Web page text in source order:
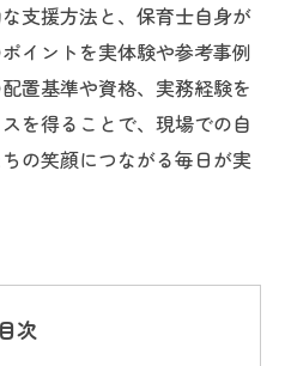
支援方法と、保育士自身が
イントを実体験や参考事例
置基準や資格、実務経験を
を得ることで、現場での自
の笑顔につながる毎日が実
目次